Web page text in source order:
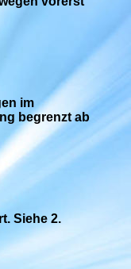
im
begrenzt ab
Siehe 2.